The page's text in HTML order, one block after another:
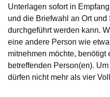
Unterlagen sofort in
und die Briefwahl an Ort
durchgeführt werden kann.
eine andere Person wie
mitnehmen möchte,
betreffenden Person(en).
dürfen nicht mehr als vier